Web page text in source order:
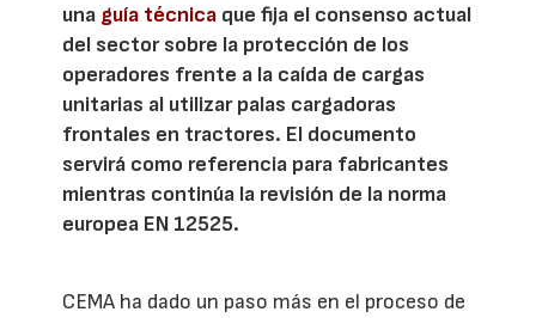
una guía técnica que fija el consenso actual
del sector sobre la protección de los
operadores frente a la caída de cargas
unitarias al utilizar palas cargadoras
frontales en tractores. El documento
servirá como referencia para fabricantes
mientras continúa la revisión de la norma
europea EN 12525.
CEMA ha dado un paso más en el proceso de